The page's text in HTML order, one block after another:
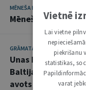
MĒNEŠA HRONIKA
Mēneša hronika:
GRĀMATAS 12. MAIJS 2026
Unas Bergmanes
Baltijas jautājums
avots juristiem
Vietnē
Lai vietne
piekrišanu
statistikas,
varat